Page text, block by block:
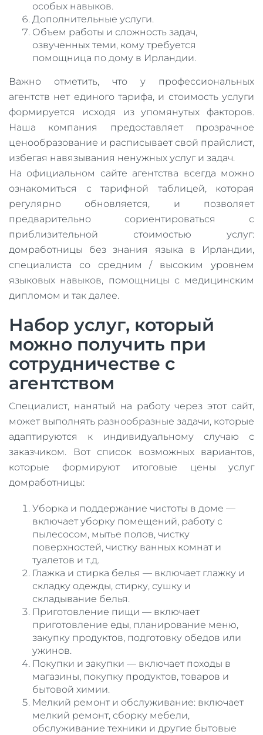
особых навыков.
Дополнительные услуги.
Объем работы и сложность задач,
озвученных теми, кому требуется
помощница по дому в Ирландии.
Важно отметить, что у профессиональных
агентств нет единого тарифа, и стоимость услуги
формируется исходя из упомянутых факторов.
Наша компания предоставляет прозрачное
ценообразование и расписывает свой прайслист,
избегая навязывания ненужных услуг и задач.
На официальном сайте агентства всегда можно
ознакомиться с тарифной таблицей, которая
регулярно обновляется, и позволяет
предварительно сориентироваться с
приблизительной стоимостью услуг:
домработницы без знания языка в Ирландии,
специалиста со средним / высоким уровнем
языковых навыков, помощницы с медицинским
дипломом и так далее.
Набор услуг, который
можно получить при
сотрудничестве с
агентством
Специалист, нанятый на работу через этот сайт,
может выполнять разнообразные задачи, которые
адаптируются к индивидуальному случаю с
заказчиком. Вот список возможных вариантов,
которые формируют итоговые цены услуг
домработницы:
Уборка и поддержание чистоты в доме —
включает уборку помещений, работу с
пылесосом, мытье полов, чистку
поверхностей, чистку ванных комнат и
туалетов и т.д.
Глажка и стирка белья — включает глажку и
складку одежды, стирку, сушку и
складывание белья.
Приготовление пищи — включает
приготовление еды, планирование меню,
закупку продуктов, подготовку обедов или
ужинов.
Покупки и закупки — включает походы в
магазины, покупку продуктов, товаров и
бытовой химии.
Мелкий ремонт и обслуживание: включает
мелкий ремонт, сборку мебели,
обслуживание техники и другие бытовые